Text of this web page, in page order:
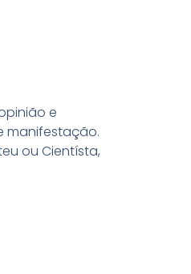
e
manifestação.
ou Cientísta,